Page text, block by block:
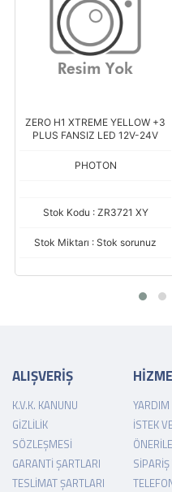
ZERO H1 ICE BLUE +3 PLUS
FANSIZ LED 12V-24V
PHOTON
Stok Kodu : ZR3721 IB
Stok Miktarı : Stok sorunuz
ALIŞVERİŞ
K.V.K. KANUNU
GIZLILIK
SÖZLEŞMESI
GARANTI ŞARTLARI
TESLIMAT ŞARTLARI
YARDIM
İSTEK